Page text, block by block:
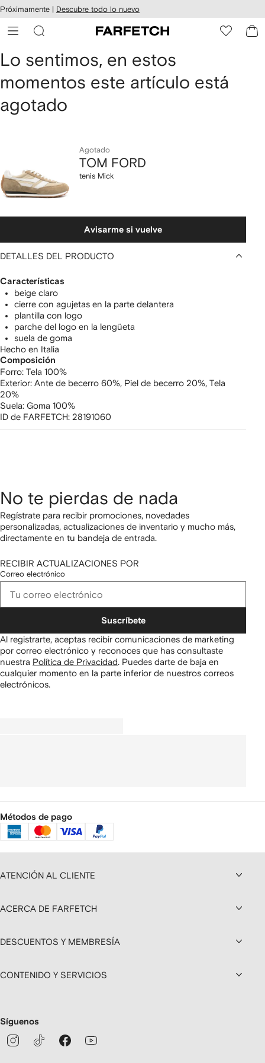
al
Próximamente | Descubre todo lo nuevo
TOM
FORD
tenis
Lo sentimos, en estos
momentos este artículo está
agotado
Agotado
TOM FORD
tenis Mick
Avisarme si vuelve
DETALLES DEL PRODUCTO
Características
beige claro
cierre con agujetas en la parte delantera
plantilla con logo
parche del logo en la lengüeta
suela de goma
Hecho en Italia
Composición
Forro: Tela 100%
Exterior: Ante de becerro 60%, Piel de becerro 20%, Tela
20%
Suela: Goma 100%
ID de FARFETCH: 28191060
No te pierdas de nada
Regístrate para recibir promociones, novedades
personalizadas, actualizaciones de inventario y mucho más,
directamente en tu bandeja de entrada.
RECIBIR ACTUALIZACIONES POR
Correo electrónico
Suscríbete
Al registrarte, aceptas recibir comunicaciones de marketing
por correo electrónico y reconoces que has consultaste
nuestra Política de Privacidad. Puedes darte de baja en
cualquier momento en la parte inferior de nuestros correos
electrónicos.
Métodos de pago
ATENCIÓN AL CLIENTE
ACERCA DE FARFETCH
DESCUENTOS Y MEMBRESÍA
CONTENIDO Y SERVICIOS
Síguenos